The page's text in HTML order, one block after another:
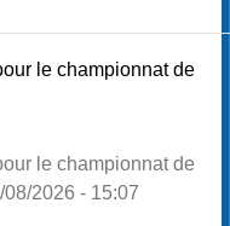
le championnat de
le championnat de
2026 - 15:07